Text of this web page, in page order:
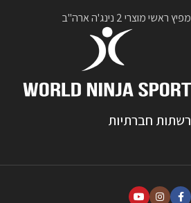
להוסיף עוד מגוון רחב של מכשולים
(ברמות קושי שונות) מעבר למכשולים
המגיעים כחלק מסט המכשולים המגיע
שטח ההתקנה :לצורך
התקנת הקיוב נדרש שטח באורך 3 מטר
ורוחב 3 מטר. המתקן אינו דורש עיגון
לקרקע או לקיר – ניתן להתקין על דשא ,
שפותח על ידי2 נינג’ה
ומהווה פריצת דרך
הטראיבלים על האחיזות מייצרת חיכוך
מפיץ ראשי מוצרי 2 נינג'ה ארה"ב
רשתות חברתיות